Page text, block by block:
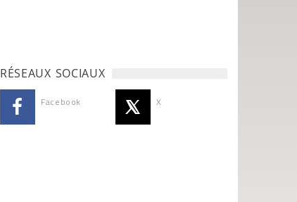
RÉSEAUX SOCIAUX
Facebook X